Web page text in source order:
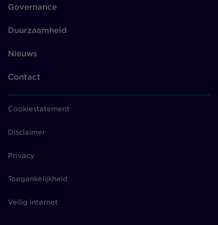
Governance
Duurzaamheid
Nieuws
Contact
Cookiestatement
Disclaimer
Privacy
Toegankelijkheid
Veilig internet